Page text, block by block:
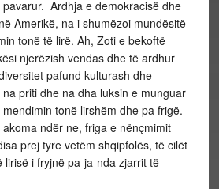
Ardhja e demokracisë dhe
Amerikë, na i shumëzoi mundësitë
tonë të lirë. Ah, Zoti e bekoftë
njerëzish vendas dhe të ardhur
pafund kulturash dhe
priti dhe na dha luksin e munguar
tonë lirshëm dhe pa frigë.
ndër ne, friga e nënçmimit
prej tyre vetëm shqipfolës, të cilët
lirisë i fryjnë pa-ja-nda zjarrit të